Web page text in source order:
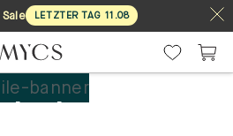
LETZTER TAG 11 .08
Dein